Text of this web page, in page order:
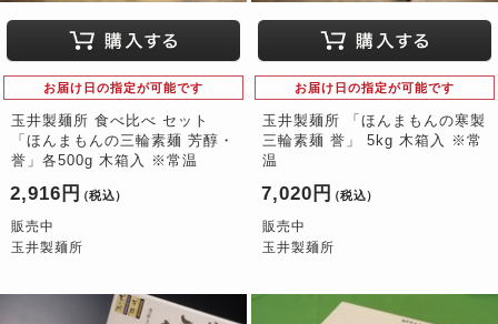
お届け日の指定が可能です
玉井製麺所 食べ比べ セット
「ほんまもんの三輪素麺 芳醇・
誉」各500g 木箱入 ※常温
2,916円 （税込）
販売中
玉井製麺所
お届け日の指定が可能です
玉井製麺所 「ほんまもんの寒製
三輪素麺 誉」 5kg 木箱入 ※常
温
7,020円 （税込）
販売中
玉井製麺所